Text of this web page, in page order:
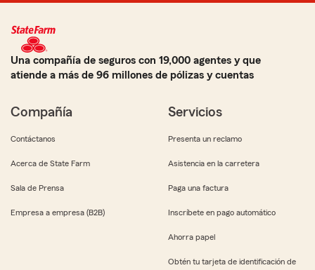
Una compañía de seguros con 19,000 agentes y que
atiende a más de 96 millones de pólizas y cuentas
Compañía
Contáctanos
Acerca de State Farm
Sala de Prensa
Empresa a empresa (B2B)
Servicios
Presenta un reclamo
Asistencia en la carretera
Paga una factura
Inscríbete en pago automático
Ahorra papel
Obtén tu tarjeta de identificación de